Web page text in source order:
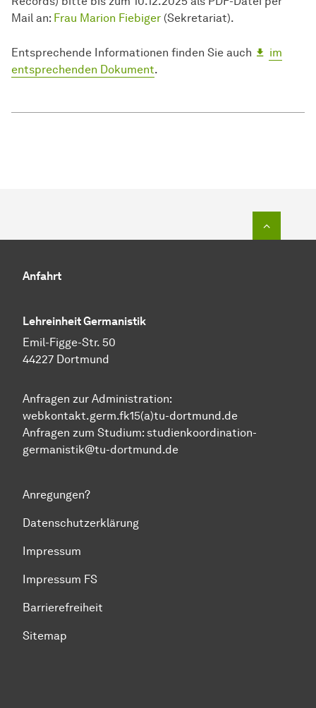
Mail an: Frau Marion Fiebiger (Sekretariat).
Entsprechende Informationen finden Sie auch
im
entsprechenden Dokument.
Anfahrt
Lehreinheit Germanistik
Emil-Figge-Str. 50
44227 Dortmund
Anfragen zur Administration:
webkontakt.germ.fk15(a)tu-dortmund.de
Anfragen zum Studium: studienkoordination-
germanistik@tu-dortmund.de
Anregungen?
Datenschutzerklärung
Impressum
Impressum FS
Barrierefreiheit
Sitemap